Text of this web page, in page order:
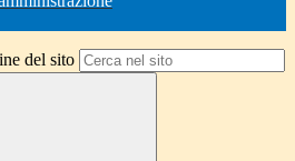
del sito